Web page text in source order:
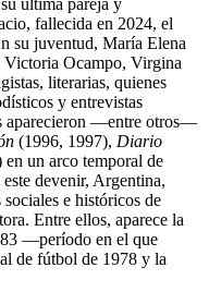
fallecida en 2024, el
su juventud, María Elena
Victoria Ocampo, Virgina
literarias, quienes
y entrevistas
aparecieron —entre otros—
(1996, 1997), Diario
en un arco temporal de
devenir, Argentina,
e históricos de
Entre ellos, aparece la
—período en el que
de fútbol de 1978 y la